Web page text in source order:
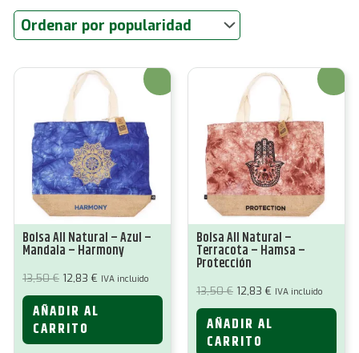
popularidad
¡Oferta!
Bolsa All Natural – Azul –
Mandala – Harmony
13,50€ El
original
era:
13,50 €.
12,83 € El
actual
12,83 €.
IVA incluido
AÑADIR AL
CARRITO
¡Oferta!
Bolsa All Natural –
Terracota – Hamsa –
Protección
13,50€ El
original
era:
13,50 €.
12,83 € El
actual
12,83 €.
IVA incluido
AÑADIR AL
CARRITO